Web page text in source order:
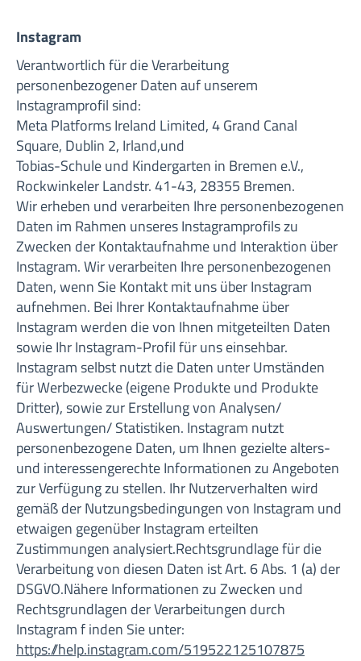
Instagram
Verantwortlich für die Verarbeitung
personenbezogener Daten auf unserem
Instagramprofil sind:
Meta Platforms Ireland Limited, 4 Grand Canal
Square, Dublin 2, Irland,und
Tobias-Schule und Kindergarten in Bremen e.V.,
Rockwinkeler Landstr. 41-43, 28355 Bremen.
Wir erheben und verarbeiten Ihre personenbezogenen
Daten im Rahmen unseres Instagramprofils zu
Zwecken der Kontaktaufnahme und Interaktion über
Instagram. Wir verarbeiten Ihre personenbezogenen
Daten, wenn Sie Kontakt mit uns über Instagram
aufnehmen. Bei Ihrer Kontaktaufnahme über
Instagram werden die von Ihnen mitgeteilten Daten
sowie Ihr Instagram-Profil für uns einsehbar.
Instagram selbst nutzt die Daten unter Umständen
für Werbezwecke (eigene Produkte und Produkte
Dritter), sowie zur Erstellung von Analysen/
Auswertungen/ Statistiken. Instagram nutzt
personenbezogene Daten, um Ihnen gezielte alters-
und interessengerechte Informationen zu Angeboten
zur Verfügung zu stellen. Ihr Nutzerverhalten wird
gemäß der Nutzungsbedingungen von Instagram und
etwaigen gegenüber Instagram erteilten
Zustimmungen analysiert.Rechtsgrundlage für die
Verarbeitung von diesen Daten ist Art. 6 Abs. 1 (a) der
DSGVO.Nähere Informationen zu Zwecken und
Rechtsgrundlagen der Verarbeitungen durch
Instagram f inden Sie unter:
https://help.instagram.com/519522125107875